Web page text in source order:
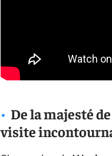
De la majesté
visite